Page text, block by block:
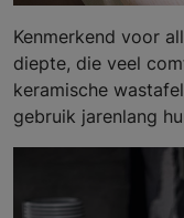
Kenmerkend voor
diepte, die veel
keramische
gebruik jarenlang